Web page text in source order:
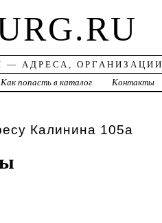
— АДРЕСА, ОРГАНИЗАЦИИ
Как попасть в каталог Контакты
Калинина 105а